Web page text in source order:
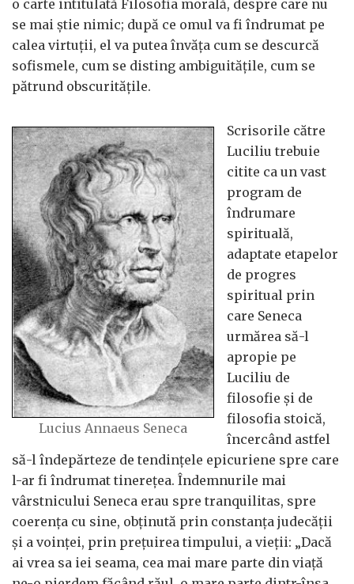
o carte intitulată Filosofia morală, despre care nu
se mai știe nimic; după ce omul va fi îndrumat pe
calea virtuții, el va putea învăța cum se descurcă
sofismele, cum se disting ambiguitățile, cum se
pătrund obscuritățile.
Lucius Annaeus Seneca
Scrisorile către
Luciliu trebuie
citite ca un vast
program de
îndrumare
spirituală,
adaptate etapelor
de progres
spiritual prin
care Seneca
urmărea să-l
apropie pe
Luciliu de
filosofie și de
filosofia stoică,
încercând astfel
să-l îndepărteze de tendințele epicuriene spre care
l-ar fi îndrumat tinerețea. Îndemnurile mai
vârstnicului Seneca erau spre tranquilitas, spre
coerența cu sine, obținută prin constanța judecății
și a voinței, prin prețuirea timpului, a vieții: „Dacă
ai vrea sa iei seama, cea mai mare parte din viață